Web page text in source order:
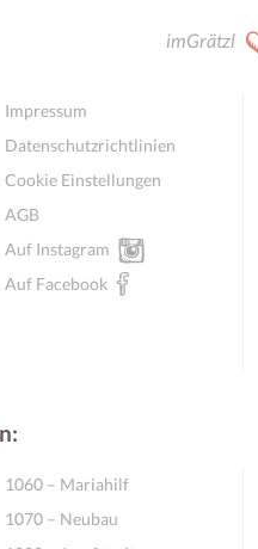
imGrätzl
Impressum
Datenschutzrichtlinien
Cookie Einstellungen
AGB
Auf Instagram
Auf Facebook
1060 – Mariahilf
1070 – Neubau